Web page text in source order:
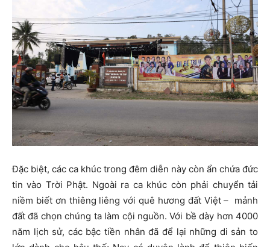
Đặc biệt, các ca khúc trong đêm diễn này còn ẩn chứa đức
tin vào Trời Phật. Ngoài ra ca khúc còn phải chuyển tải
niềm biết ơn thiêng liêng với quê hương đất Việt – mảnh
đất đã chọn chúng ta làm cội nguồn. Với bề dày hơn 4000
năm lịch sử, các bậc tiền nhân đã để lại những di sản to